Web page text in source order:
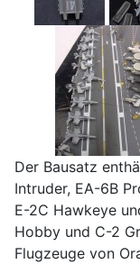
Der Bausatz
Intruder, EA-6B
E-2C Hawkeye
Hobby und C-2
Flugzeuge von